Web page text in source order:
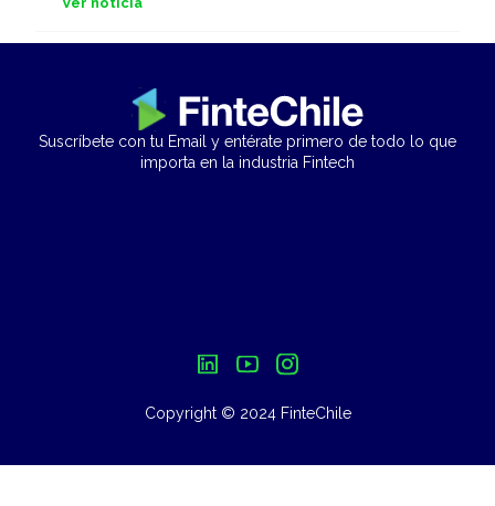
Suscríbete con tu Email y entérate primero de todo lo que
importa en la industria Fintech
Copyright © 2024 FinteChile